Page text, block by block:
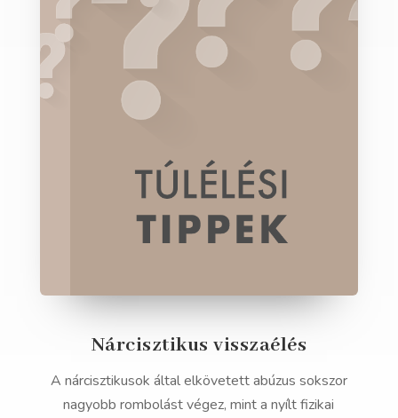
Nárcisztikus visszaélés
A nárcisztikusok által elkövetett abúzus sokszor
nagyobb rombolást végez, mint a nyílt fizikai